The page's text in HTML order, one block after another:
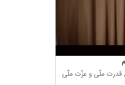
قدرت ملّی و عزّت ملّی